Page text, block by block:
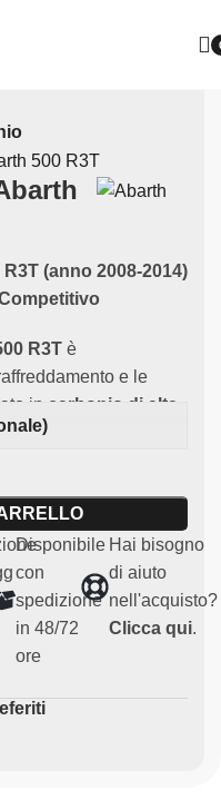
(anno 2008-2014)
R3T è
e le
in carbonio di alta
(compatibile con 500
Disponibile
con
spedizione
in 48/72
ore
Hai bisogno
di aiuto
nell'acquisto?
Clicca qui.